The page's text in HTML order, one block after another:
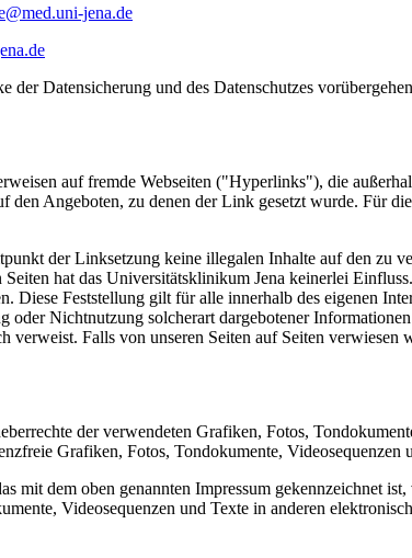
jena.de
Datensicherung und des Datenschutzes
auf fremde Webseiten ("Hyperlinks"), die
den Angeboten, zu denen der Link gesetzt wurde. Für
der Linksetzung keine illegalen Inhalte auf den zu
hat das Universitätsklinikum Jena keinerlei
Feststellung gilt für alle innerhalb des eigenen
Nichtnutzung solcherart dargebotener
Falls von unseren Seiten auf Seiten
der verwendeten Grafiken, Fotos,
Grafiken, Fotos, Tondokumente, Videosequenzen
mit dem oben genannten Impressum gekennzeichnet
Videosequenzen und Texte in anderen